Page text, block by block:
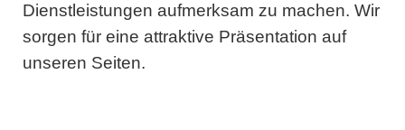
Dienstleistungen aufmerksam zu machen. Wir
sorgen für eine attraktive Präsentation auf
unseren Seiten.